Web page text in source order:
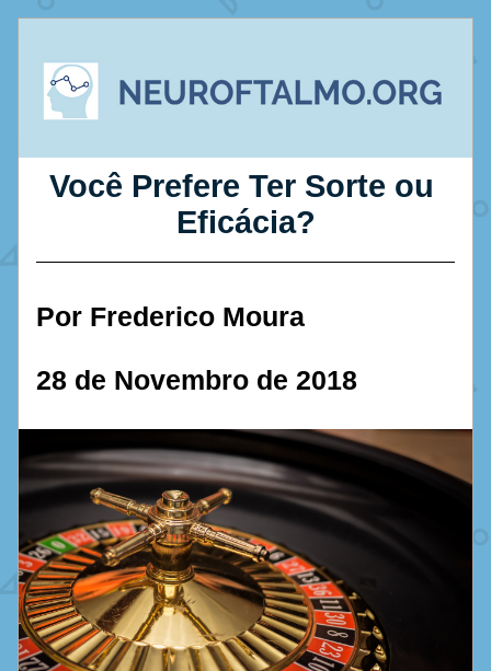
Você Prefere Ter Sorte ou
Eficácia?
Por Frederico Moura
28 de Novembro de 2018